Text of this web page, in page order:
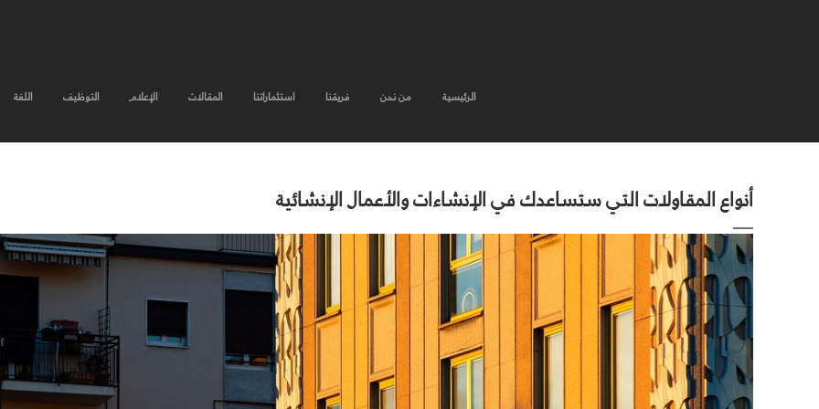
الرئيسية من نحن فريقنا استثماراتنا المقالات الإعلام التوظيف اللغة
أنواع المقاولات التي ستساعدك في الإنشاءات والأعمال الإنشائية